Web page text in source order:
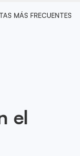
MÁS FRECUENTES
el